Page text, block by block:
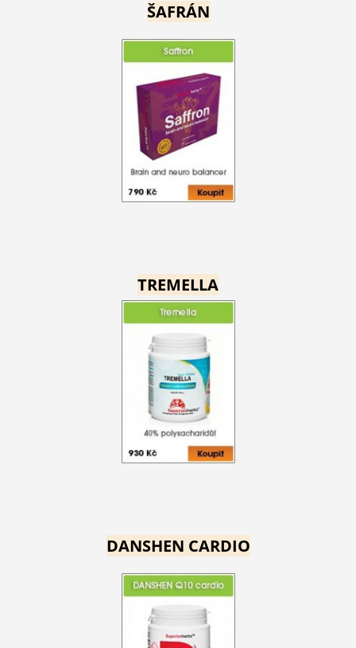
ŠAFRÁN
TREMELLA
DANSHEN CARDIO